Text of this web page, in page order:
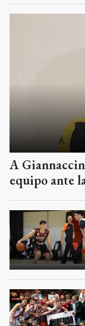
A
equipo ante